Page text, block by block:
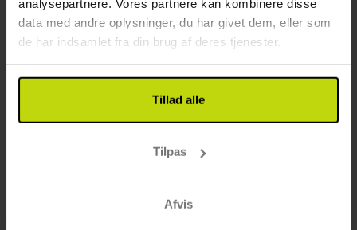
analysepartnere. Vores partnere kan kombinere disse
data med andre oplysninger, du har givet dem, eller som
de har indsamlet fra din brug af deres tjenester.
Tillad alle
Tilpas
Afvis
∞ Gratis internet
FÅ TILBAGE
Aug pp439,-
I alt 878,-
Sep pp 439,-
I alt 878,-
Okt
Se mere